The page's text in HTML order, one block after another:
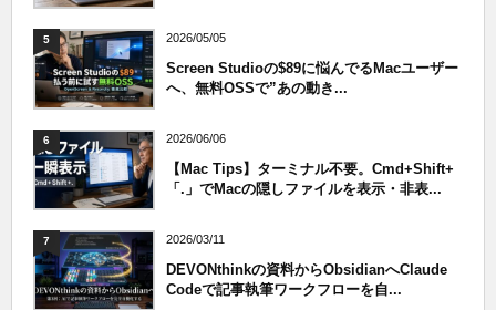
5 2026/05/05
Screen Studioの$89に悩んでるMacユーザー
へ、無料OSSで”あの動き...
6 2026/06/06
【Mac Tips】ターミナル不要。Cmd+Shift+
「.」でMacの隠しファイルを表示・非表...
7 2026/03/11
DEVONthinkの資料からObsidianへClaude
Codeで記事執筆ワークフローを自...